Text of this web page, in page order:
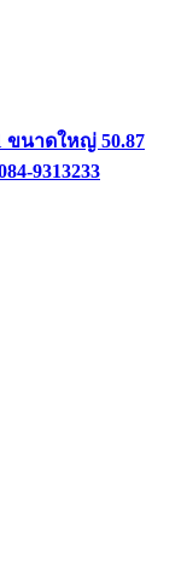
นาดใหญ่ 50.87
9313233